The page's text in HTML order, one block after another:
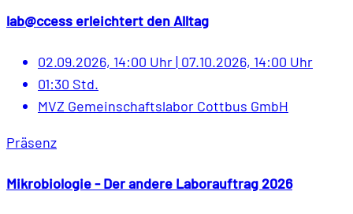
lab@ccess erleichtert den Alltag
02.09.2026, 14:00 Uhr| 07.10.2026, 14:00 Uhr
01:30 Std.
MVZ Gemeinschaftslabor Cottbus GmbH
Präsenz
Mikrobiologie - Der andere Laborauftrag 2026